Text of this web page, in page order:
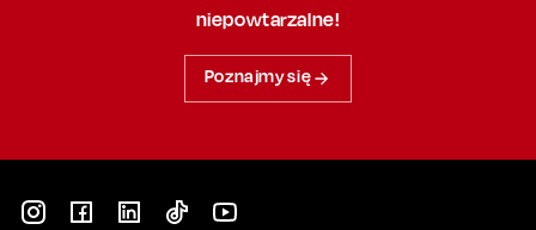
niepowtarzalne!
Poznajmy się